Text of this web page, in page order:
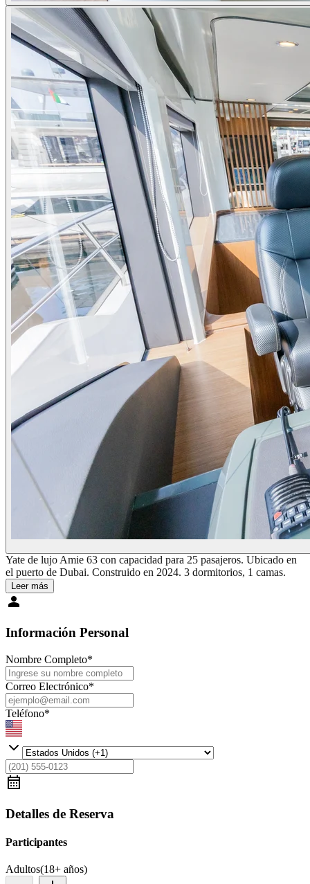
Yate de lujo Amie 63 con capacidad para 25 pasajeros. Ubicado en
el puerto de Dubai. Construido en 2024. 3 dormitorios, 1 camas.
Leer más
Información Personal
Nombre Completo*
Correo Electrónico*
Teléfono*
Detalles de Reserva
Participantes
Adultos(18+ años)